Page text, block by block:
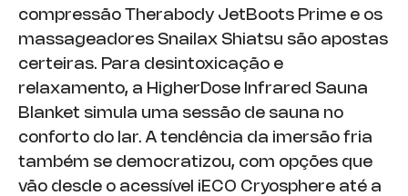
compressão Therabody JetBoots Prime e os
massageadores Snailax Shiatsu são apostas
certeiras. Para desintoxicação e
relaxamento, a HigherDose Infrared Sauna
Blanket simula uma sessão de sauna no
conforto do lar. A tendência da imersão fria
também se democratizou, com opções que
vão desde o acessível iECO Cryosphere até a